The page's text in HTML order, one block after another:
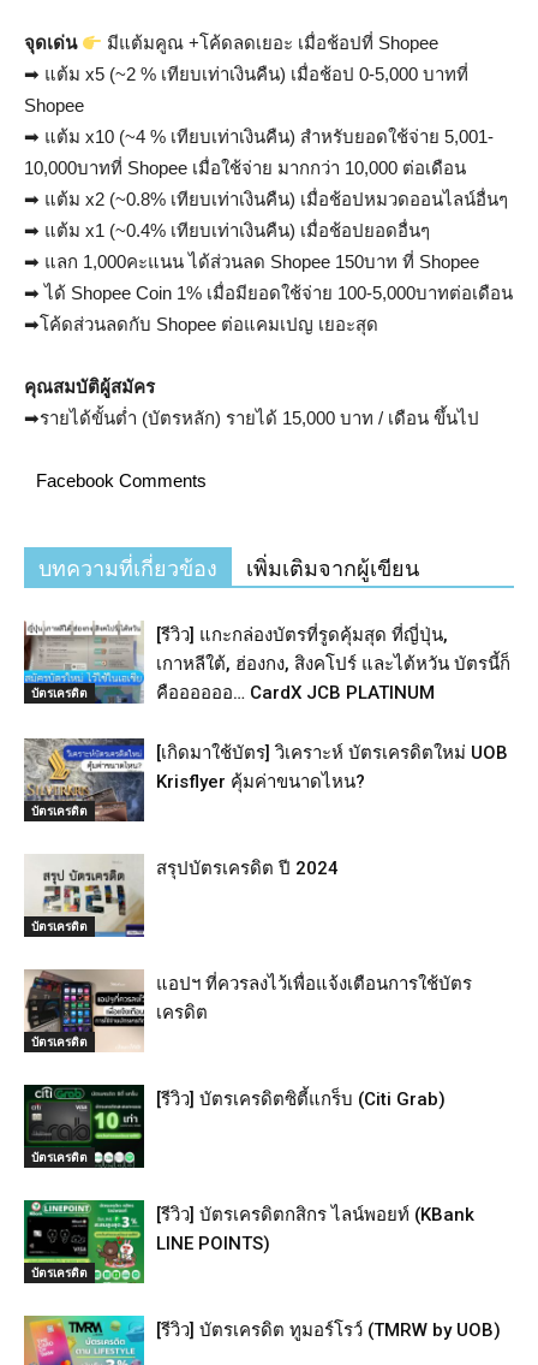
จุดเด่น
มีแต้มคูณ +โค้ดลดเยอะ เมื่อช้อปที่ Shopee
➡ แต้ม x5 (~2 % เทียบเท่าเงินคืน) เมื่อช้อป 0-5,000 บาทที่
Shopee
➡ แต้ม x10 (~4 % เทียบเท่าเงินคืน) สำหรับยอดใช้จ่าย 5,001-
10,000บาทที่ Shopee เมื่อใช้จ่าย มากกว่า 10,000 ต่อเดือน
➡ แต้ม x2 (~0.8% เทียบเท่าเงินคืน) เมื่อช้อปหมวดออนไลน์อื่นๆ
➡ แต้ม x1 (~0.4% เทียบเท่าเงินคืน) เมื่อช้อปยอดอื่นๆ
➡ แลก 1,000คะแนน ได้ส่วนลด Shopee 150บาท ที่ Shopee
➡ ได้ Shopee Coin 1% เมื่อมียอดใช้จ่าย 100-5,000บาทต่อเดือน
➡โค้ดส่วนลดกับ Shopee ต่อแคมเปญ เยอะสุด
คุณสมบัติผู้สมัคร
➡รายได้ขั้นต่ำ (บัตรหลัก) รายได้ 15,000 บาท / เดือน ขึ้นไป
Facebook Comments
บทความที่เกี่ยวข้อง เพิ่มเติมจากผู้เขียน
บัตรเครดิต
[รีวิว] แกะกล่องบัตรที่รูดคุ้มสุด ที่ญี่ปุ่น,
เกาหลีใต้, ฮ่องกง, สิงคโปร์ และไต้หวัน บัตรนี้ก็
คืออออออ… CardX JCB PLATINUM
บัตรเครดิต
[เกิดมาใช้บัตร] วิเคราะห์ บัตรเครดิตใหม่ UOB
Krisflyer คุ้มค่าขนาดไหน?
บัตรเครดิต
สรุปบัตรเครดิต ปี 2024
บัตรเครดิต
แอปฯ ที่ควรลงไว้เพื่อแจ้งเตือนการใช้บัตร
เครดิต
บัตรเครดิต
[รีวิว] บัตรเครดิตซิตี้แกร็บ (Citi Grab)
บัตรเครดิต
[รีวิว] บัตรเครดิตกสิกร ไลน์พอยท์ (KBank
LINE POINTS)
[รีวิว] บัตรเครดิต ทูมอร์โรว์ (TMRW by UOB)